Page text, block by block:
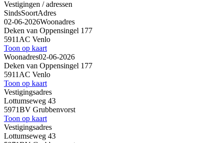
Vestigingen / adressen
SindsSoortAdres
02-06-2026Woonadres
Deken van Oppensingel 177
5911AC Venlo
Toon op kaart
Woonadres02-06-2026
Deken van Oppensingel 177
5911AC Venlo
Toon op kaart
Vestigingsadres
Lottumseweg 43
5971BV Grubbenvorst
Toon op kaart
Vestigingsadres
Lottumseweg 43